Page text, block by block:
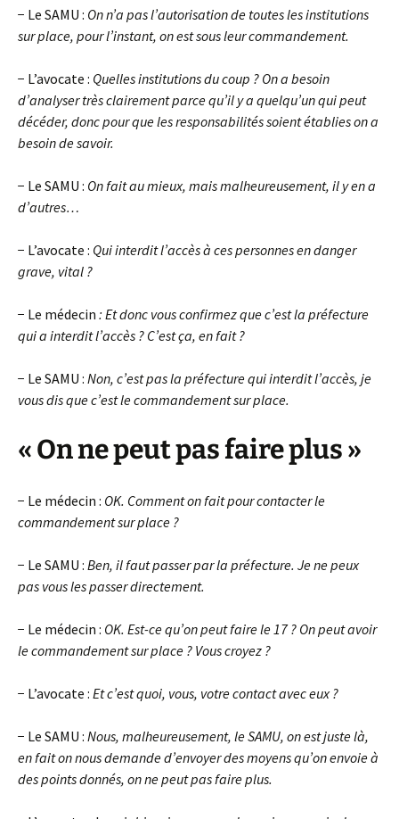
− Le SAMU : On n’a pas l’autorisation de toutes les institutions
sur place, pour l’instant, on est sous leur commandement.
− L’avocate : Quelles institutions du coup ? On a besoin
d’analyser très clairement parce qu’il y a quelqu’un qui peut
décéder, donc pour que les responsabilités soient établies on a
besoin de savoir.
− Le SAMU : On fait au mieux, mais malheureusement, il y en a
d’autres…
− L’avocate : Qui interdit l’accès à ces personnes en danger
grave, vital ?
− Le médecin : Et donc vous confirmez que c’est la préfecture
qui a interdit l’accès ? C’est ça, en fait ?
− Le SAMU : Non, c’est pas la préfecture qui interdit l’accès, je
vous dis que c’est le commandement sur place.
« On ne peut pas faire plus »
− Le médecin : OK. Comment on fait pour contacter le
commandement sur place ?
− Le SAMU : Ben, il faut passer par la préfecture. Je ne peux
pas vous les passer directement.
− Le médecin : OK. Est-ce qu’on peut faire le 17 ? On peut avoir
le commandement sur place ? Vous croyez ?
− L’avocate : Et c’est quoi, vous, votre contact avec eux ?
− Le SAMU : Nous, malheureusement, le SAMU, on est juste là,
en fait on nous demande d’envoyer des moyens qu’on envoie à
des points donnés, on ne peut pas faire plus.